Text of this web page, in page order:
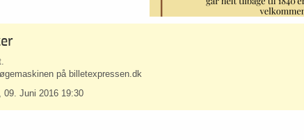
på billetexpressen.dk
09. Juni 2016 19:30